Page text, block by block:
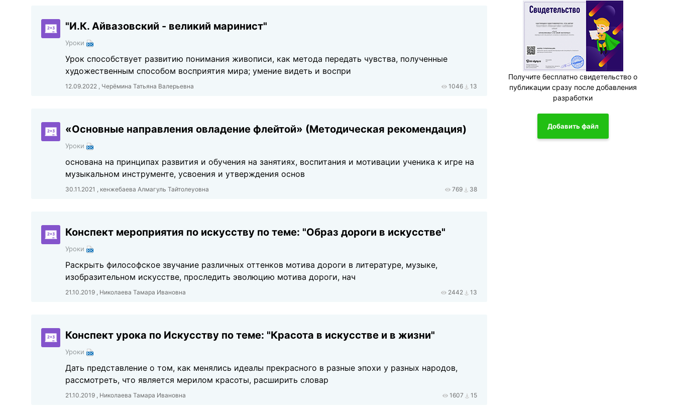
"И.К. Айвазовский - великий маринист"
Уроки
Урок способствует развитию понимания живописи, как метода передать чувства, полученные
художественным способом восприятия мира; умение видеть и воспри
12.09.2022 , Черёмина Татьяна Валерьевна 1046 13
«Основные направления овладение флейтой» (Методическая рекомендация)
Уроки
основана на принципах развития и обучения на занятиях, воспитания и мотивации ученика к игре на
музыкальном инструменте, усвоения и утверждения основ
30.11.2021 , кенжебаева Алмагуль Тайтолеуовна 769 38
Конспект мероприятия по искусству по теме: "Образ дороги в искусстве"
Уроки
Раскрыть философское звучание различных оттенков мотива дороги в литературе, музыке,
изобразительном искусстве, проследить эволюцию мотива дороги, нач
21.10.2019 , Николаева Тамара Ивановна 2442 13
Конспект урока по Искусству по теме: "Красота в искусстве и в жизни"
Уроки
Дать представление о том, как менялись идеалы прекрасного в разные эпохи у разных народов,
рассмотреть, что является мерилом красоты, расширить словар
21.10.2019 , Николаева Тамара Ивановна 1607 15
Получите бесплатно свидетельство о
публикации сразу после добавления
разработки
Добавить файл